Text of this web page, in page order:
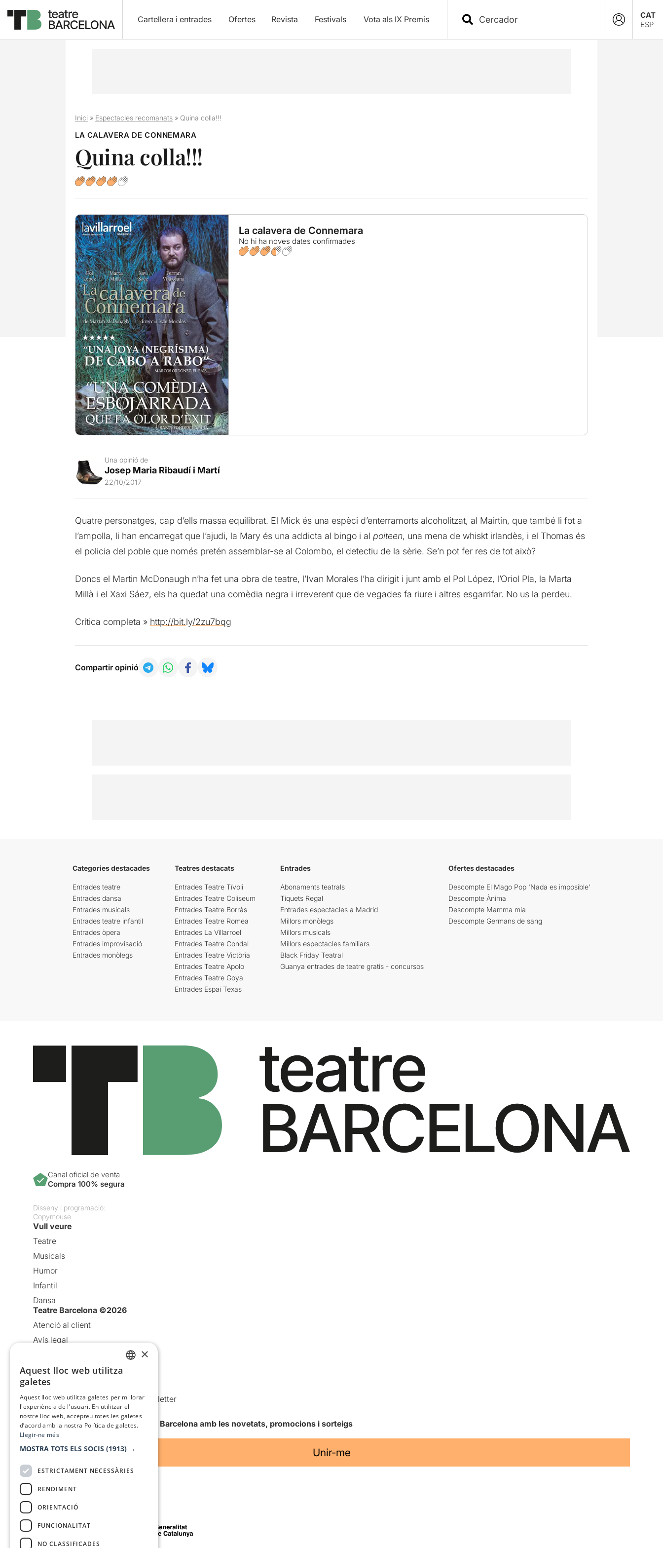
Cartellera i entrades Ofertes Revista Festivals Vota als IX Premis
CAT
ESP
Inici» Espectacles recomanats» Quina colla!!!
LA CALAVERA DE CONNEMARA
Quina colla!!!
La calavera de Connemara
No hi ha noves dates confirmades
Una opinió de
Josep Maria Ribaudí i Martí
22/10/2017
Quatre personatges, cap d’ells massa equilibrat. El Mick és una espèci d’enterramorts alcoholitzat, al Mairtin, que també li fot a
l’ampolla, li han encarregat que l’ajudi, la Mary és una addicta al bingo i al poiteen, una mena de whiskt irlandès, i el Thomas és
el policia del poble que només pretén assemblar-se al Colombo, el detectiu de la sèrie. Se’n pot fer res de tot això?
Doncs el Martin McDonaugh n’ha fet una obra de teatre, l’Ivan Morales l’ha dirigit i junt amb el Pol López, l’Oriol Pla, la Marta
Millà i el Xaxi Sáez, els ha quedat una comèdia negra i irreverent que de vegades fa riure i altres esgarrifar. No us la perdeu.
Crítica completa » http://bit.ly/2zu7bqg
Compartir opinió
Categories destacades
Entrades teatre
Entrades dansa
Entrades musicals
Entrades teatre infantil
Entrades òpera
Entrades improvisació
Entrades monòlegs
Teatres destacats
Entrades Teatre Tívoli
Entrades Teatre Coliseum
Entrades Teatre Borràs
Entrades Teatre Romea
Entrades La Villarroel
Entrades Teatre Condal
Entrades Teatre Victòria
Entrades Teatre Apolo
Entrades Teatre Goya
Entrades Espai Texas
Entrades
Abonaments teatrals
Tiquets Regal
Entrades espectacles a Madrid
Millors monòlegs
Millors musicals
Millors espectacles familiars
Black Friday Teatral
Guanya entrades de teatre gratis - concursos
Ofertes destacades
Descompte El Mago Pop 'Nada es imposible'
Descompte Ànima
Descompte Mamma mia
Descompte Germans de sang
Canal oficial de venta
Compra 100% segura
Disseny i programació:
Copymouse
Vull veure
Teatre
Musicals
Humor
Infantil
Dansa
Teatre Barcelona ©2026
Atenció al client
Avís legal
Política de cookies
Condicions d’ús
Comunicacions comercials i Newsletter
Anuncia’t
Vull rebre la newsletter de Teatre Barcelona amb les novetats, promocions i sorteigs
Unir-me
Amb el suport de
×
Aquest lloc web utilitza
galetes
Aquest lloc web utilitza galetes per millorar
l'experiència de l'usuari. En utilitzar el
nostre lloc web, accepteu totes les galetes
d’acord amb la nostra Política de galetes.
Llegir-ne més
MOSTRA TOTS ELS SOCIS (1913) →
ESTRICTAMENT NECESSÀRIES
RENDIMENT
ORIENTACIÓ
FUNCIONALITAT
NO CLASSIFICADES